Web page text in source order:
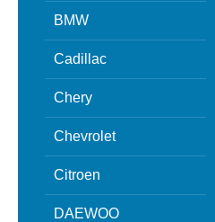
BMW
Cadillac
Chery
Chevrolet
Citroen
DAEWOO